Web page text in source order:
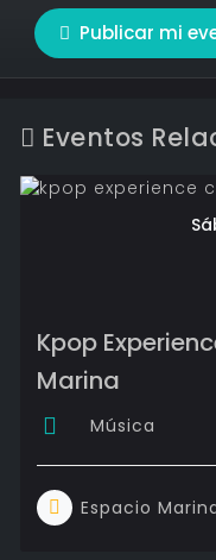
Publicar mi
Eventos
Kpop
Marina
Música
Espacio